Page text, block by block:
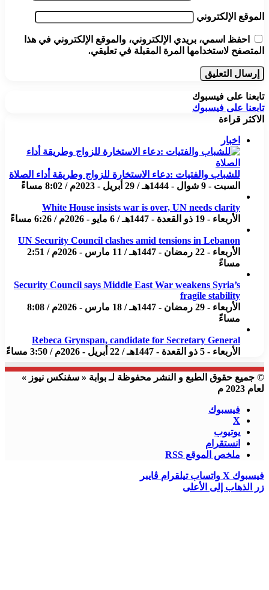
الموقع الإلكتروني
احفظ اسمي، بريدي الإلكتروني، والموقع الإلكتروني في هذا
المتصفح لاستخدامها المرة المقبلة في تعليقي.
تابعنا على فيسبوك
تابعنا على فيسبوك
الاكثر قراءة
اخبار
للشباب والفتيات :دعاء الاستخارة للزواج وطريقة أداء الصلاة
السبت - 9 شوال - 1444هـ / 29 أبريل - 2023م / 8:02 مساءً
White House insists war is over, UN needs clarity
الأربعاء - 19 ذو القعدة - 1447هـ / 6 مايو - 2026م / 6:26 مساءً
UN Security Council clashes amid tensions in Lebanon
الأربعاء - 22 رمضان - 1447هـ / 11 مارس - 2026م / 2:51
مساءً
Security Council says Middle East War weakens Syria’s
fragile stability
الأربعاء - 29 رمضان - 1447هـ / 18 مارس - 2026م / 8:08
مساءً
Rebeca Grynspan, candidate for Secretary General
الأربعاء - 5 ذو القعدة - 1447هـ / 22 أبريل - 2026م / 3:50 مساءً
© جميع حقوق الطبع و النشر محفوظة لـ بوابة « سفنكس نيوز »
لعام 2023 م
فيسبوك
X
يوتيوب
انستقرام
ملخص الموقع RSS
فيسبوك X واتساب تيلقرام ڤايبر
زر الذهاب إلى الأعلى